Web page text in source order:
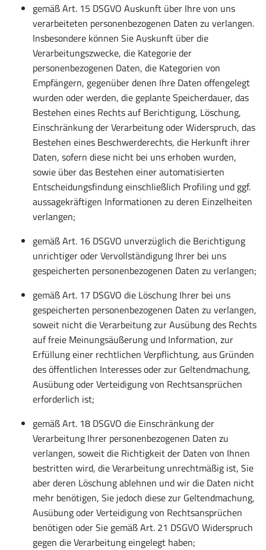
gemäß Art. 15 DSGVO Auskunft über Ihre von uns
verarbeiteten personenbezogenen Daten zu verlangen.
Insbesondere können Sie Auskunft über die
Verarbeitungszwecke, die Kategorie der
personenbezogenen Daten, die Kategorien von
Empfängern, gegenüber denen Ihre Daten offengelegt
wurden oder werden, die geplante Speicherdauer, das
Bestehen eines Rechts auf Berichtigung, Löschung,
Einschränkung der Verarbeitung oder Widerspruch, das
Bestehen eines Beschwerderechts, die Herkunft ihrer
Daten, sofern diese nicht bei uns erhoben wurden,
sowie über das Bestehen einer automatisierten
Entscheidungsfindung einschließlich Profiling und ggf.
aussagekräftigen Informationen zu deren Einzelheiten
verlangen;
gemäß Art. 16 DSGVO unverzüglich die Berichtigung
unrichtiger oder Vervollständigung Ihrer bei uns
gespeicherten personenbezogenen Daten zu verlangen;
gemäß Art. 17 DSGVO die Löschung Ihrer bei uns
gespeicherten personenbezogenen Daten zu verlangen,
soweit nicht die Verarbeitung zur Ausübung des Rechts
auf freie Meinungsäußerung und Information, zur
Erfüllung einer rechtlichen Verpflichtung, aus Gründen
des öffentlichen Interesses oder zur Geltendmachung,
Ausübung oder Verteidigung von Rechtsansprüchen
erforderlich ist;
gemäß Art. 18 DSGVO die Einschränkung der
Verarbeitung Ihrer personenbezogenen Daten zu
verlangen, soweit die Richtigkeit der Daten von Ihnen
bestritten wird, die Verarbeitung unrechtmäßig ist, Sie
aber deren Löschung ablehnen und wir die Daten nicht
mehr benötigen, Sie jedoch diese zur Geltendmachung,
Ausübung oder Verteidigung von Rechtsansprüchen
benötigen oder Sie gemäß Art. 21 DSGVO Widerspruch
gegen die Verarbeitung eingelegt haben;